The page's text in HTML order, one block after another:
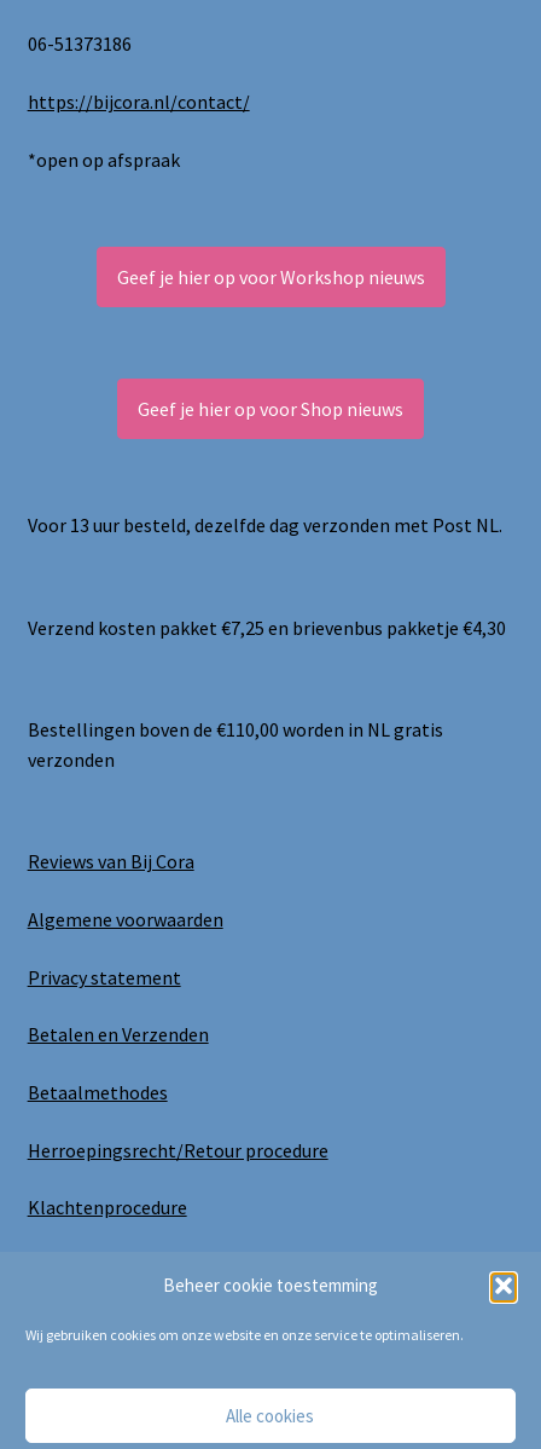
Beheer cookie toestemming
Wij gebruiken cookies om onze website en onze service te optimaliseren.
Alle cookies
06-51373186
https://bijcora.nl/contact/
*open op afspraak
Geef je hier op voor Workshop nieuws
Geef je hier op voor Shop nieuws
Voor 13 uur besteld, dezelfde dag verzonden met Post NL.
Verzend kosten pakket €7,25 en brievenbus pakketje €4,30
Bestellingen boven de €110,00 worden in NL gratis
verzonden
Reviews van Bij Cora
Algemene voorwaarden
Privacy statement
Betalen en Verzenden
Betaalmethodes
Herroepingsrecht/Retour procedure
Klachtenprocedure